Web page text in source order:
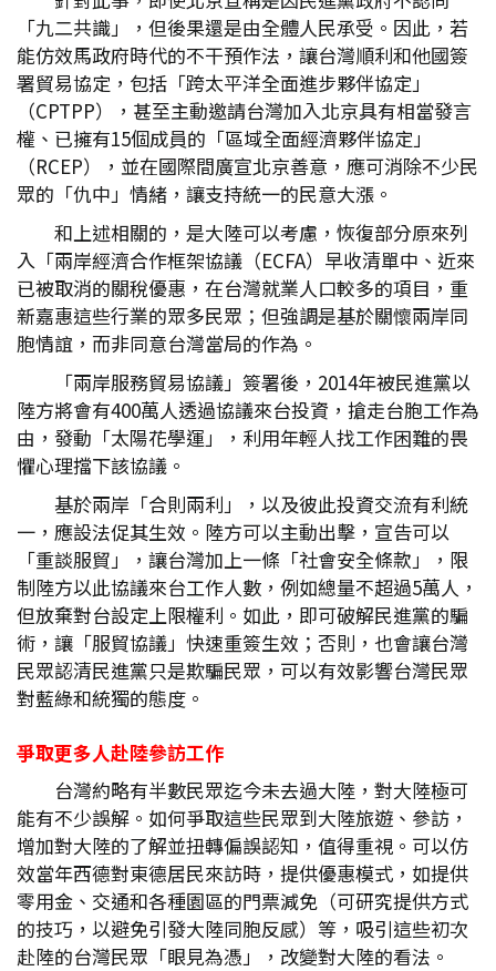
「九二共識」，但後果還是由全體人民承受。因此，若
能仿效馬政府時代的不干預作法，讓台灣順利和他國簽
署貿易協定，包括「跨太平洋全面進步夥伴協定」
（CPTPP），甚至主動邀請台灣加入北京具有相當發言
權、已擁有15個成員的「區域全面經濟夥伴協定」
（RCEP），並在國際間廣宣北京善意，應可消除不少民
眾的「仇中」情緒，讓支持統一的民意大漲。
和上述相關的，是大陸可以考慮，恢復部分原來列
入「兩岸經濟合作框架協議（ECFA）早收清單中、近來
已被取消的關稅優惠，在台灣就業人口較多的項目，重
新嘉惠這些行業的眾多民眾；但強調是基於關懷兩岸同
胞情誼，而非同意台灣當局的作為。
「兩岸服務貿易協議」簽署後，2014年被民進黨以
陸方將會有400萬人透過協議來台投資，搶走台胞工作為
由，發動「太陽花學運」，利用年輕人找工作困難的畏
懼心理擋下該協議。
基於兩岸「合則兩利」，以及彼此投資交流有利統
一，應設法促其生效。陸方可以主動出擊，宣告可以
「重談服貿」，讓台灣加上一條「社會安全條款」，限
制陸方以此協議來台工作人數，例如總量不超過5萬人，
但放棄對台設定上限權利。如此，即可破解民進黨的騙
術，讓「服貿協議」快速重簽生效；否則，也會讓台灣
民眾認清民進黨只是欺騙民眾，可以有效影響台灣民眾
對藍綠和統獨的態度。
爭取更多人赴陸參訪工作
台灣約略有半數民眾迄今未去過大陸，對大陸極可
能有不少誤解。如何爭取這些民眾到大陸旅遊、參訪，
增加對大陸的了解並扭轉偏誤認知，值得重視。可以仿
效當年西德對東德居民來訪時，提供優惠模式，如提供
零用金、交通和各種園區的門票減免（可研究提供方式
的技巧，以避免引發大陸同胞反感）等，吸引這些初次
赴陸的台灣民眾「眼見為憑」，改變對大陸的看法。